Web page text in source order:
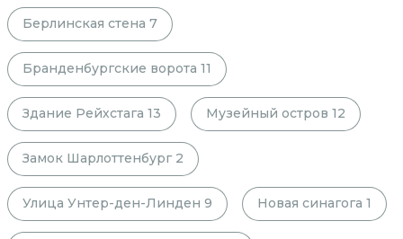
Берлинская стена 7
Бранденбургские ворота 11
Здание Рейхстага 13 Музейный остров 12
Замок Шарлоттенбург 2
Улица Унтер-ден-Линден 9 Новая синагога 1